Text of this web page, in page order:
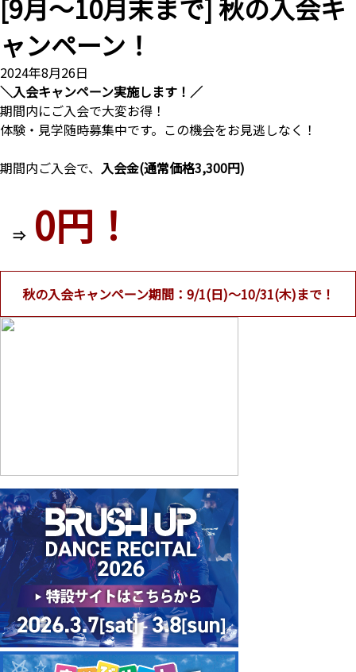
[9月～10月末まで] 秋の入会キ
ャンペーン！
2024年8月26日
＼入会キャンペーン実施します！／
期間内にご入会で大変お得！
体験・見学随時募集中です。この機会をお見逃しなく！
期間内ご入会で、 入会金(通常価格3,300円)
⇒0円！
秋の入会キャンペーン期間：9/1(日)～10/31(木)まで！